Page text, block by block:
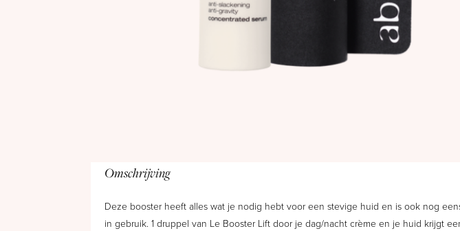
Omschrijving
Deze booster heeft alles wat je nodig hebt voor een stevige huid en is ook nog
in gebruik. 1 druppel van Le Booster Lift door je dag/nacht crème en je huid krijgt